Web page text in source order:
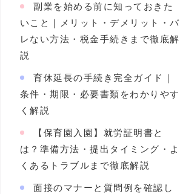
副業を始める前に知っておきた
いこと｜メリット・デメリット・バ
レない方法・税金手続きまで徹底解
説
育休延長の手続き完全ガイド｜
条件・期限・必要書類をわかりやす
く解説
【保育園入園】就労証明書と
は？準備方法・提出タイミング・よ
くあるトラブルまで徹底解説
面接のマナーと質問例を確認し